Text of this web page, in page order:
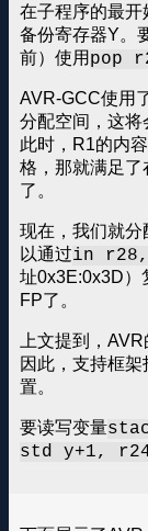
在子程序的最开
备份寄存器Y。
前）使用 pop
AVR-GCC使用
分配空间，这将
此时，R1的内
格，那就满足了
了。
现在，我们就
以通过in r28,
址0x3E:0x3D）
FP了。
上文提到，
因此，支持框
置。
要读写变量
std y+1,